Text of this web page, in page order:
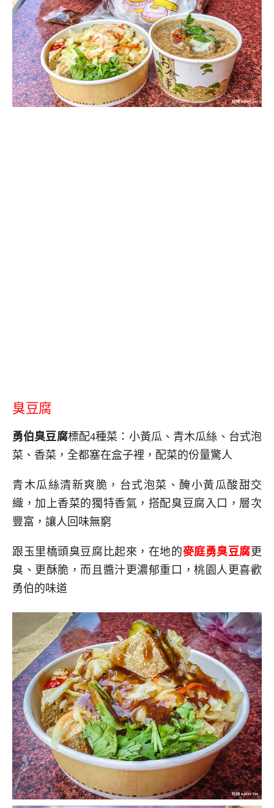
臭豆腐
勇伯臭豆腐標配4種菜：小黃瓜、青木瓜絲、台式泡
菜、香菜，全都塞在盒子裡，配菜的份量驚人
青木瓜絲清新爽脆，台式泡菜、醃小黃瓜酸甜交
織，加上香菜的獨特香氣，搭配臭豆腐入口，層次
豐富，讓人回味無窮
跟玉里橋頭臭豆腐比起來，在地的麥庭勇臭豆腐更
臭、更酥脆，而且醬汁更濃郁重口，桃園人更喜歡
勇伯的味道